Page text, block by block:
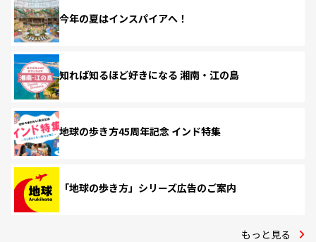
今年の夏はインスパイアへ！
知れば知るほど好きになる 湘南・江の島
地球の歩き方45周年記念 インド特集
「地球の歩き方」シリーズ広告のご案内
もっと見る